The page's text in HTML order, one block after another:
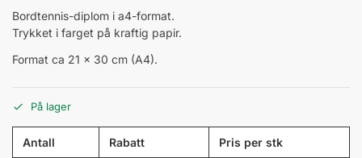
Bordtennis-diplom i a4-format.
Trykket i farget på kraftig papir.
Format ca 21 x 30 cm (A4).
På lager
Antall Rabatt Pris per stk